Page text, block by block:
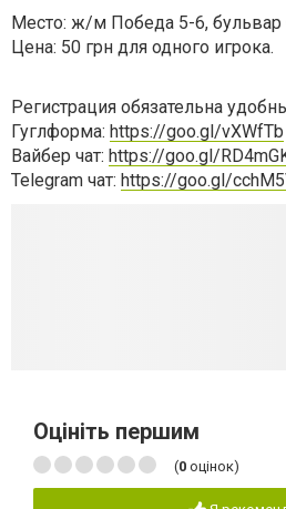
Место: ж/м Победа 5-6,
Цена: 50 грн для одного игрока.
Регистрация обязательна
Гуглформа: https://goo.gl/vXWfTb
Вайбер чат: https://goo.gl/
Telegram чат: https://goo.gl/
Оцініть першим
(0 оцінок)